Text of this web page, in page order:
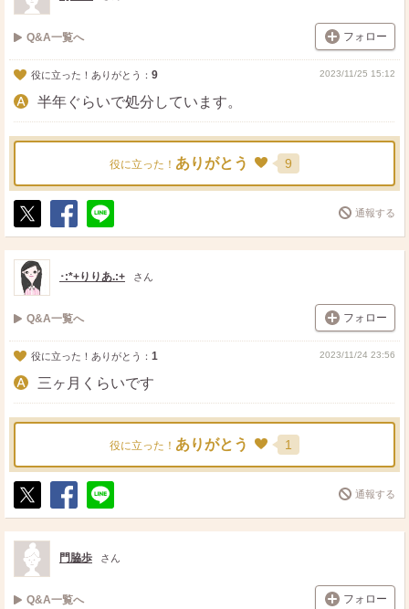
Q&A一覧へ フォロー
役に立った！ありがとう： 9 2023/11/25 15:12
半年ぐらいで処分しています。
役に立った！ ありがとう 9
ポ
ス
ト
シ
ェ
送
る
通報する
･:*+りりあ.:+ さん
Q&A一覧へ フォロー
役に立った！ありがとう： 1 2023/11/24 23:56
三ヶ月くらいです
役に立った！ ありがとう 1
ポ
ス
ト
シ
ェ
送
る
通報する
門脇歩 さん
Q&A一覧へ フォロー